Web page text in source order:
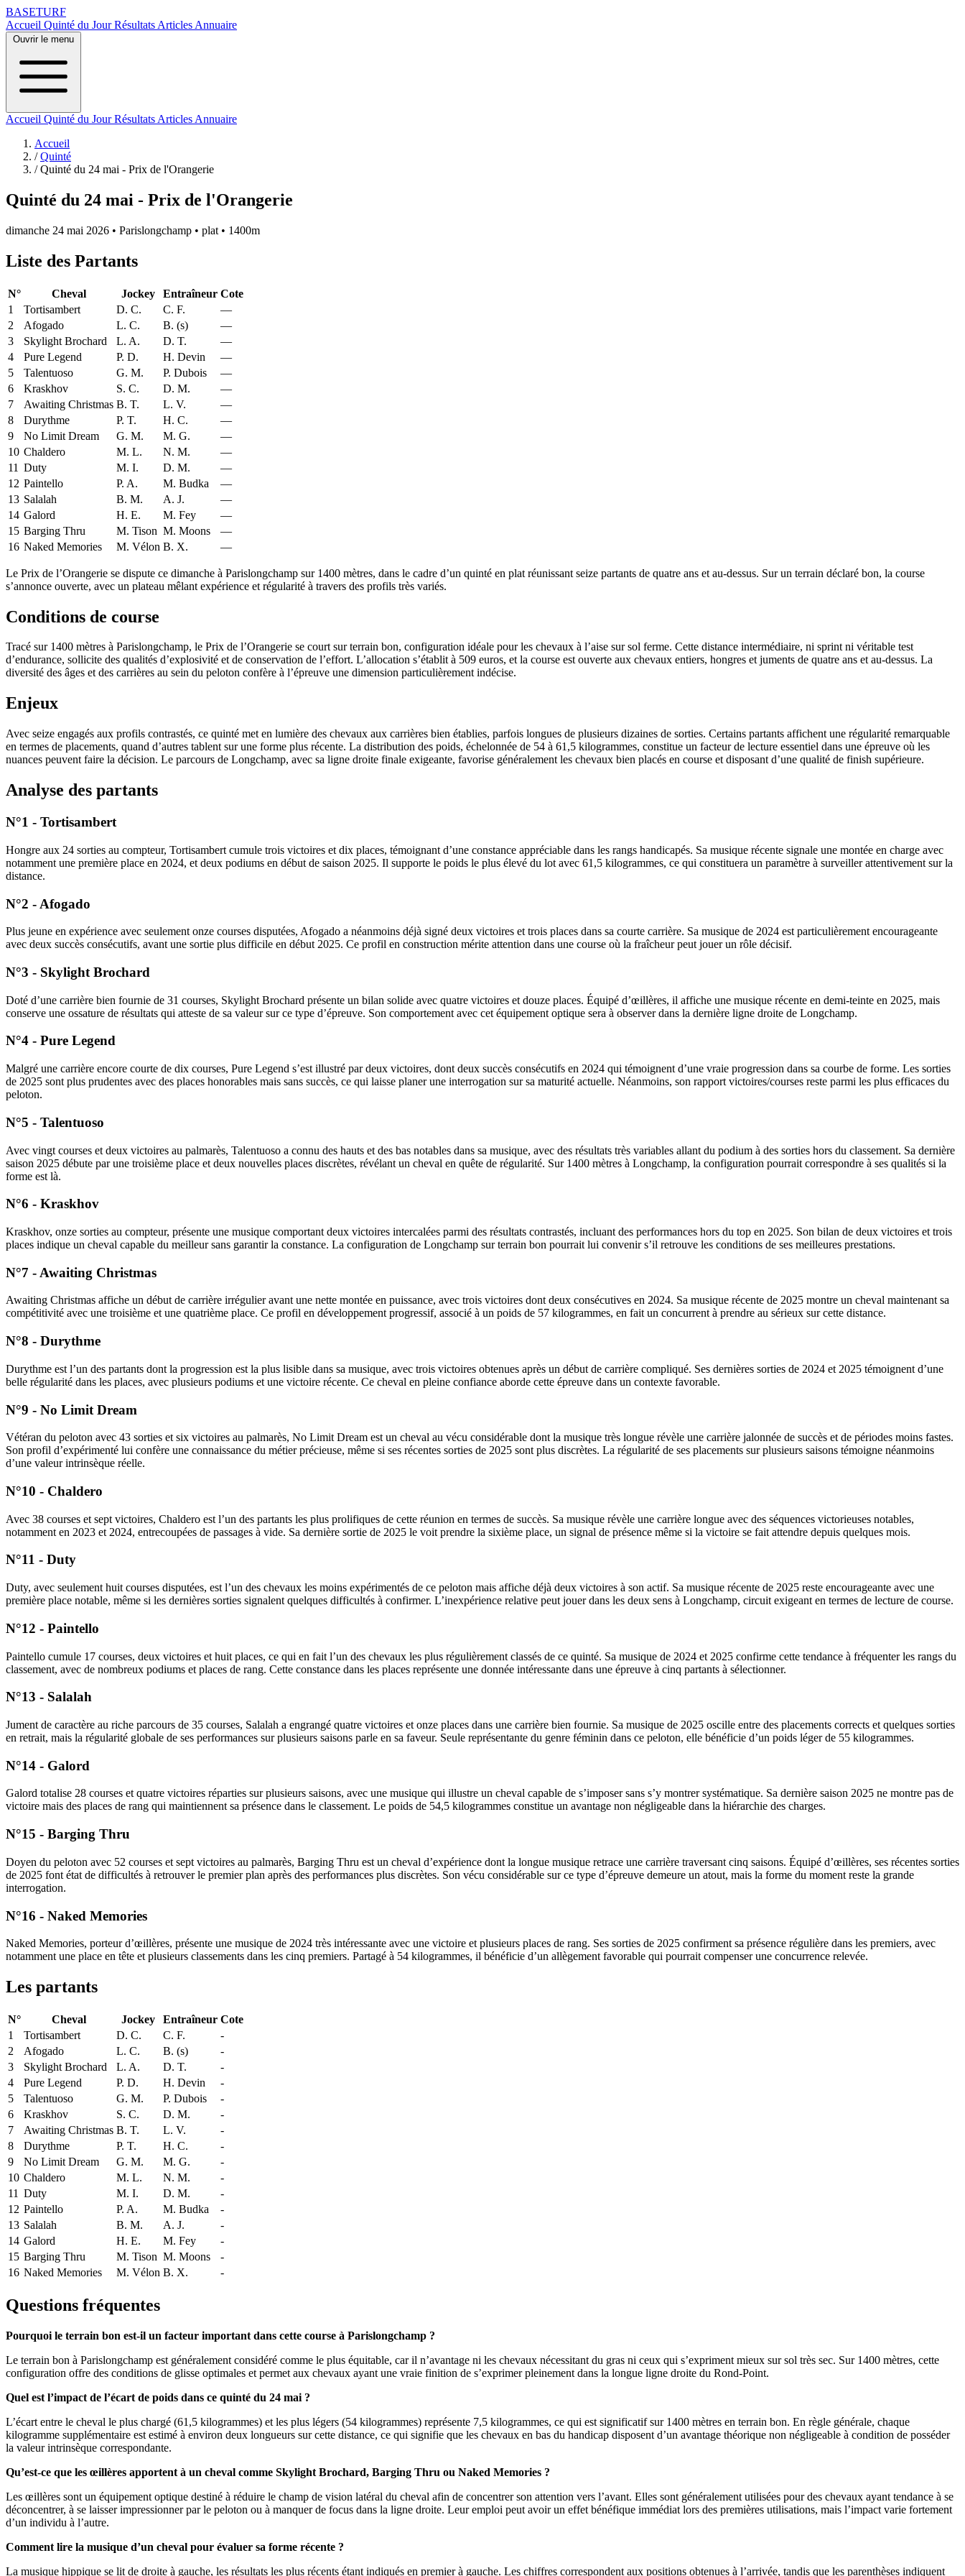
BASETURF
Accueil Quinté du JourRésultats Articles Annuaire
Ouvrir le menu
Accueil Quinté du JourRésultats Articles Annuaire
Accueil
/ Quinté
/ Quinté du 24 mai - Prix de l'Orangerie
Quinté du 24 mai - Prix de l'Orangerie
dimanche 24 mai 2026 • Parislongchamp • plat • 1400m
Liste des Partants
N° Cheval Jockey Entraîneur Cote
1
Tortisambert D. C. C. F.
—
2
Afogado L. C. B. (s)
—
3
Skylight Brochard L. A. D. T.
—
4
Pure Legend P. D. H. Devin
—
5
Talentuoso G. M. P. Dubois
—
6
Kraskhov S. C. D. M.
—
7
Awaiting Christmas B. T. L. V.
—
8
Durythme P. T. H. C.
—
9
No Limit Dream G. M. M. G.
—
10 Chaldero M. L. N. M.
—
11 Duty M. I. D. M.
—
12 Paintello P. A. M. Budka
—
13 Salalah B. M. A. J.
—
14 Galord H. E. M. Fey
—
15 Barging Thru M. Tison M. Moons
—
16 Naked Memories M. Vélon B. X. —
Le Prix de l’Orangerie se dispute ce dimanche à Parislongchamp sur 1400 mètres, dans le cadre d’un quinté en plat réunissant seize partants de quatre ans et au-dessus. Sur un terrain déclaré bon, la course
s’annonce ouverte, avec un plateau mêlant expérience et régularité à travers des profils très variés.
Conditions de course
Tracé sur 1400 mètres à Parislongchamp, le Prix de l’Orangerie se court sur terrain bon, configuration idéale pour les chevaux à l’aise sur sol ferme. Cette distance intermédiaire, ni sprint ni véritable test
d’endurance, sollicite des qualités d’explosivité et de conservation de l’effort. L’allocation s’établit à 509 euros, et la course est ouverte aux chevaux entiers, hongres et juments de quatre ans et au-dessus. La
diversité des âges et des carrières au sein du peloton confère à l’épreuve une dimension particulièrement indécise.
Enjeux
Avec seize engagés aux profils contrastés, ce quinté met en lumière des chevaux aux carrières bien établies, parfois longues de plusieurs dizaines de sorties. Certains partants affichent une régularité remarquable
en termes de placements, quand d’autres tablent sur une forme plus récente. La distribution des poids, échelonnée de 54 à 61,5 kilogrammes, constitue un facteur de lecture essentiel dans une épreuve où les
nuances peuvent faire la décision. Le parcours de Longchamp, avec sa ligne droite finale exigeante, favorise généralement les chevaux bien placés en course et disposant d’une qualité de finish supérieure.
Analyse des partants
N°1 - Tortisambert
Hongre aux 24 sorties au compteur, Tortisambert cumule trois victoires et dix places, témoignant d’une constance appréciable dans les rangs handicapés. Sa musique récente signale une montée en charge avec
notamment une première place en 2024, et deux podiums en début de saison 2025. Il supporte le poids le plus élevé du lot avec 61,5 kilogrammes, ce qui constituera un paramètre à surveiller attentivement sur la
distance.
N°2 - Afogado
Plus jeune en expérience avec seulement onze courses disputées, Afogado a néanmoins déjà signé deux victoires et trois places dans sa courte carrière. Sa musique de 2024 est particulièrement encourageante
avec deux succès consécutifs, avant une sortie plus difficile en début 2025. Ce profil en construction mérite attention dans une course où la fraîcheur peut jouer un rôle décisif.
N°3 - Skylight Brochard
Doté d’une carrière bien fournie de 31 courses, Skylight Brochard présente un bilan solide avec quatre victoires et douze places. Équipé d’œillères, il affiche une musique récente en demi-teinte en 2025, mais
conserve une ossature de résultats qui atteste de sa valeur sur ce type d’épreuve. Son comportement avec cet équipement optique sera à observer dans la dernière ligne droite de Longchamp.
N°4 - Pure Legend
Malgré une carrière encore courte de dix courses, Pure Legend s’est illustré par deux victoires, dont deux succès consécutifs en 2024 qui témoignent d’une vraie progression dans sa courbe de forme. Les sorties
de 2025 sont plus prudentes avec des places honorables mais sans succès, ce qui laisse planer une interrogation sur sa maturité actuelle. Néanmoins, son rapport victoires/courses reste parmi les plus efficaces du
peloton.
N°5 - Talentuoso
Avec vingt courses et deux victoires au palmarès, Talentuoso a connu des hauts et des bas notables dans sa musique, avec des résultats très variables allant du podium à des sorties hors du classement. Sa dernière
saison 2025 débute par une troisième place et deux nouvelles places discrètes, révélant un cheval en quête de régularité. Sur 1400 mètres à Longchamp, la configuration pourrait correspondre à ses qualités si la
forme est là.
N°6 - Kraskhov
Kraskhov, onze sorties au compteur, présente une musique comportant deux victoires intercalées parmi des résultats contrastés, incluant des performances hors du top en 2025. Son bilan de deux victoires et trois
places indique un cheval capable du meilleur sans garantir la constance. La configuration de Longchamp sur terrain bon pourrait lui convenir s’il retrouve les conditions de ses meilleures prestations.
N°7 - Awaiting Christmas
Awaiting Christmas affiche un début de carrière irrégulier avant une nette montée en puissance, avec trois victoires dont deux consécutives en 2024. Sa musique récente de 2025 montre un cheval maintenant sa
compétitivité avec une troisième et une quatrième place. Ce profil en développement progressif, associé à un poids de 57 kilogrammes, en fait un concurrent à prendre au sérieux sur cette distance.
N°8 - Durythme
Durythme est l’un des partants dont la progression est la plus lisible dans sa musique, avec trois victoires obtenues après un début de carrière compliqué. Ses dernières sorties de 2024 et 2025 témoignent d’une
belle régularité dans les places, avec plusieurs podiums et une victoire récente. Ce cheval en pleine confiance aborde cette épreuve dans un contexte favorable.
N°9 - No Limit Dream
Vétéran du peloton avec 43 sorties et six victoires au palmarès, No Limit Dream est un cheval au vécu considérable dont la musique très longue révèle une carrière jalonnée de succès et de périodes moins fastes.
Son profil d’expérimenté lui confère une connaissance du métier précieuse, même si ses récentes sorties de 2025 sont plus discrètes. La régularité de ses placements sur plusieurs saisons témoigne néanmoins
d’une valeur intrinsèque réelle.
N°10 - Chaldero
Avec 38 courses et sept victoires, Chaldero est l’un des partants les plus prolifiques de cette réunion en termes de succès. Sa musique révèle une carrière longue avec des séquences victorieuses notables,
notamment en 2023 et 2024, entrecoupées de passages à vide. Sa dernière sortie de 2025 le voit prendre la sixième place, un signal de présence même si la victoire se fait attendre depuis quelques mois.
N°11 - Duty
Duty, avec seulement huit courses disputées, est l’un des chevaux les moins expérimentés de ce peloton mais affiche déjà deux victoires à son actif. Sa musique récente de 2025 reste encourageante avec une
première place notable, même si les dernières sorties signalent quelques difficultés à confirmer. L’inexpérience relative peut jouer dans les deux sens à Longchamp, circuit exigeant en termes de lecture de course.
N°12 - Paintello
Paintello cumule 17 courses, deux victoires et huit places, ce qui en fait l’un des chevaux les plus régulièrement classés de ce quinté. Sa musique de 2024 et 2025 confirme cette tendance à fréquenter les rangs du
classement, avec de nombreux podiums et places de rang. Cette constance dans les places représente une donnée intéressante dans une épreuve à cinq partants à sélectionner.
N°13 - Salalah
Jument de caractère au riche parcours de 35 courses, Salalah a engrangé quatre victoires et onze places dans une carrière bien fournie. Sa musique de 2025 oscille entre des placements corrects et quelques sorties
en retrait, mais la régularité globale de ses performances sur plusieurs saisons parle en sa faveur. Seule représentante du genre féminin dans ce peloton, elle bénéficie d’un poids léger de 55 kilogrammes.
N°14 - Galord
Galord totalise 28 courses et quatre victoires réparties sur plusieurs saisons, avec une musique qui illustre un cheval capable de s’imposer sans s’y montrer systématique. Sa dernière saison 2025 ne montre pas de
victoire mais des places de rang qui maintiennent sa présence dans le classement. Le poids de 54,5 kilogrammes constitue un avantage non négligeable dans la hiérarchie des charges.
N°15 - Barging Thru
Doyen du peloton avec 52 courses et sept victoires au palmarès, Barging Thru est un cheval d’expérience dont la longue musique retrace une carrière traversant cinq saisons. Équipé d’œillères, ses récentes sorties
de 2025 font état de difficultés à retrouver le premier plan après des performances plus discrètes. Son vécu considérable sur ce type d’épreuve demeure un atout, mais la forme du moment reste la grande
interrogation.
N°16 - Naked Memories
Naked Memories, porteur d’œillères, présente une musique de 2024 très intéressante avec une victoire et plusieurs places de rang. Ses sorties de 2025 confirment sa présence régulière dans les premiers, avec
notamment une place en tête et plusieurs classements dans les cinq premiers. Partagé à 54 kilogrammes, il bénéficie d’un allègement favorable qui pourrait compenser une concurrence relevée.
Les partants
N° Cheval Jockey Entraîneur Cote
1
Tortisambert D. C. C. F.
-
2
Afogado L. C. B. (s)
-
3
Skylight Brochard L. A. D. T.
-
4
Pure Legend P. D. H. Devin
-
5
Talentuoso G. M. P. Dubois
-
6
Kraskhov S. C. D. M.
-
7
Awaiting Christmas B. T. L. V.
-
8
Durythme P. T. H. C.
-
9
No Limit Dream G. M. M. G.
-
10 Chaldero M. L. N. M.
-
11 Duty M. I. D. M.
-
12 Paintello P. A. M. Budka
-
13 Salalah B. M. A. J.
-
14 Galord H. E. M. Fey
-
15 Barging Thru M. Tison M. Moons
-
16 Naked Memories M. Vélon B. X. -
Questions fréquentes
Pourquoi le terrain bon est-il un facteur important dans cette course à Parislongchamp ?
Le terrain bon à Parislongchamp est généralement considéré comme le plus équitable, car il n’avantage ni les chevaux nécessitant du gras ni ceux qui s’expriment mieux sur sol très sec. Sur 1400 mètres, cette
configuration offre des conditions de glisse optimales et permet aux chevaux ayant une vraie finition de s’exprimer pleinement dans la longue ligne droite du Rond-Point.
Quel est l’impact de l’écart de poids dans ce quinté du 24 mai ?
L’écart entre le cheval le plus chargé (61,5 kilogrammes) et les plus légers (54 kilogrammes) représente 7,5 kilogrammes, ce qui est significatif sur 1400 mètres en terrain bon. En règle générale, chaque
kilogramme supplémentaire est estimé à environ deux longueurs sur cette distance, ce qui signifie que les chevaux en bas du handicap disposent d’un avantage théorique non négligeable à condition de posséder
la valeur intrinsèque correspondante.
Qu’est-ce que les œillères apportent à un cheval comme Skylight Brochard, Barging Thru ou Naked Memories ?
Les œillères sont un équipement optique destiné à réduire le champ de vision latéral du cheval afin de concentrer son attention vers l’avant. Elles sont généralement utilisées pour des chevaux ayant tendance à se
déconcentrer, à se laisser impressionner par le peloton ou à manquer de focus dans la ligne droite. Leur emploi peut avoir un effet bénéfique immédiat lors des premières utilisations, mais l’impact varie fortement
d’un individu à l’autre.
Comment lire la musique d’un cheval pour évaluer sa forme récente ?
La musique hippique se lit de droite à gauche, les résultats les plus récents étant indiqués en premier à gauche. Les chiffres correspondent aux positions obtenues à l’arrivée, tandis que les parenthèses indiquent